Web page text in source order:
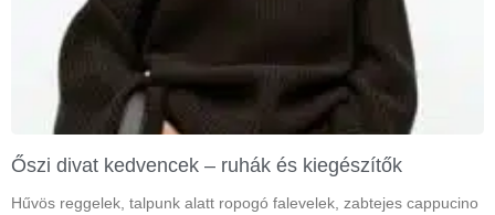
Őszi divat kedvencek – ruhák és kiegészítők
Hűvös reggelek, talpunk alatt ropogó falevelek, zabtejes cappucino